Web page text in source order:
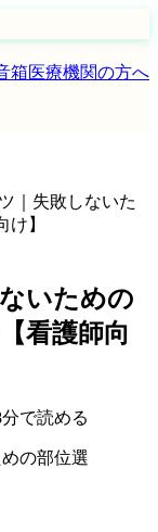
箱医療機関の方へ
｜失敗しないた
】
いための
看護師向
分で読める